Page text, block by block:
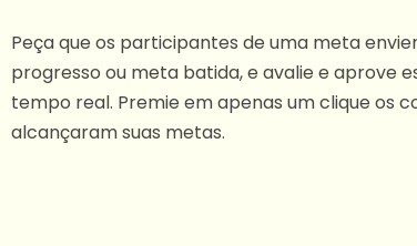
Peça que os participantes de uma meta
progresso ou meta batida, e avalie e aprove
tempo real. Premie em apenas um clique os
alcançaram suas metas.